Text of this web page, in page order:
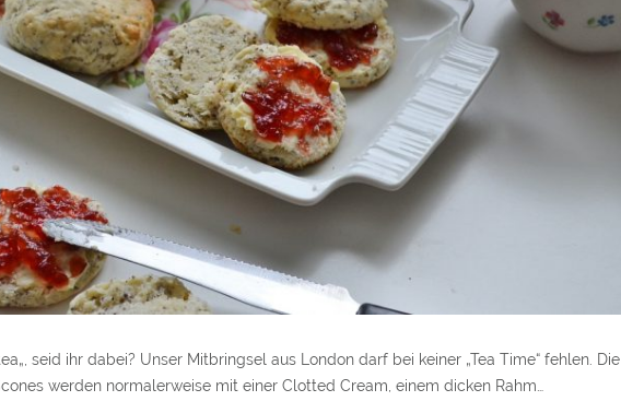
seid ihr dabei? Unser Mitbringsel aus London darf bei keiner „Tea Time“ fehlen. Die
werden normalerweise mit einer Clotted Cream, einem dicken Rahm…